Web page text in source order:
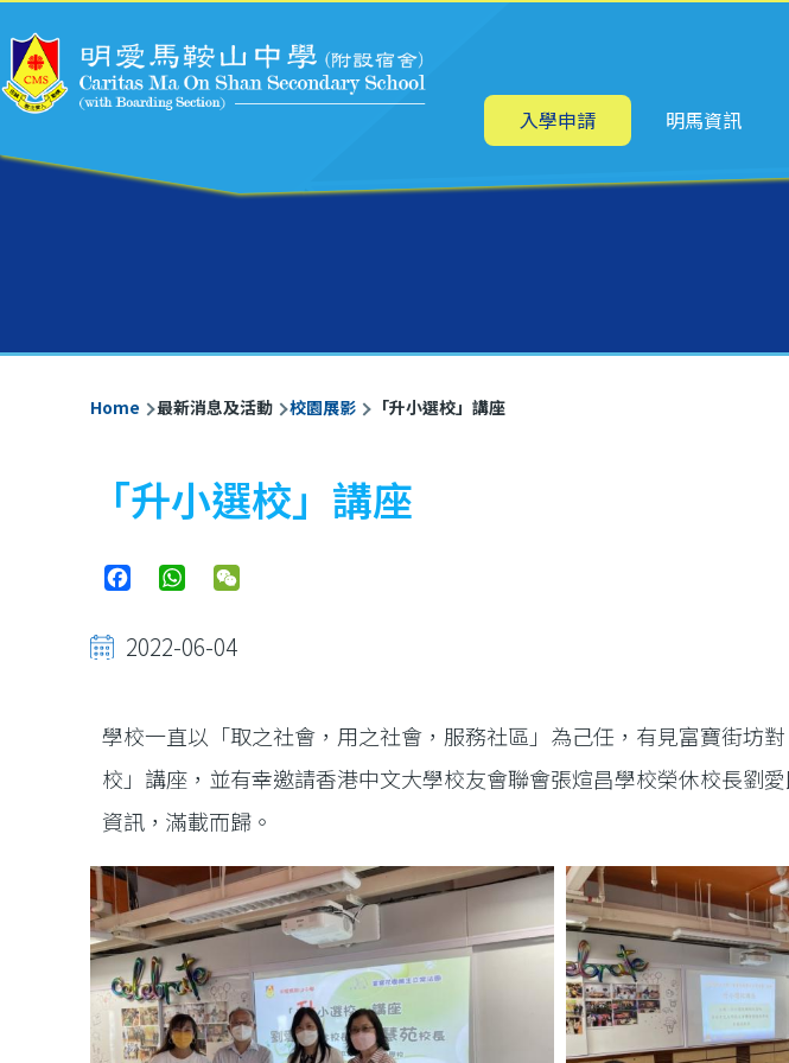
Main
入學申請 明馬資訊
Breadcrumb
Home 最新消息及活動 校園展影 「升小選校」講座
「升小選校」講座
FacebookWhatsApp
2022-06-04
學校一直以「取之社會，用之社會，服務社區」為己任，有見富寶街坊
校」講座，並有幸邀請香港中文大學校友會聯會張煊昌學校榮休校長劉
資訊，滿載而歸。